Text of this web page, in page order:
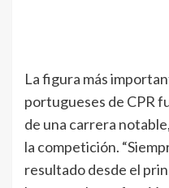
La figura más
portugueses de CPR
de una carrera
la competición.
resultado desde el